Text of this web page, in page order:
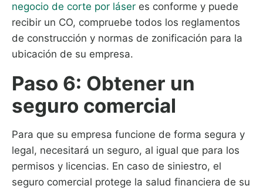
negocio de corte por láser es conforme y puede
recibir un CO, compruebe todos los reglamentos
de construcción y normas de zonificación para la
ubicación de su empresa.
Paso 6: Obtener un
seguro comercial
Para que su empresa funcione de forma segura y
legal, necesitará un seguro, al igual que para los
permisos y licencias. En caso de siniestro, el
seguro comercial protege la salud financiera de su